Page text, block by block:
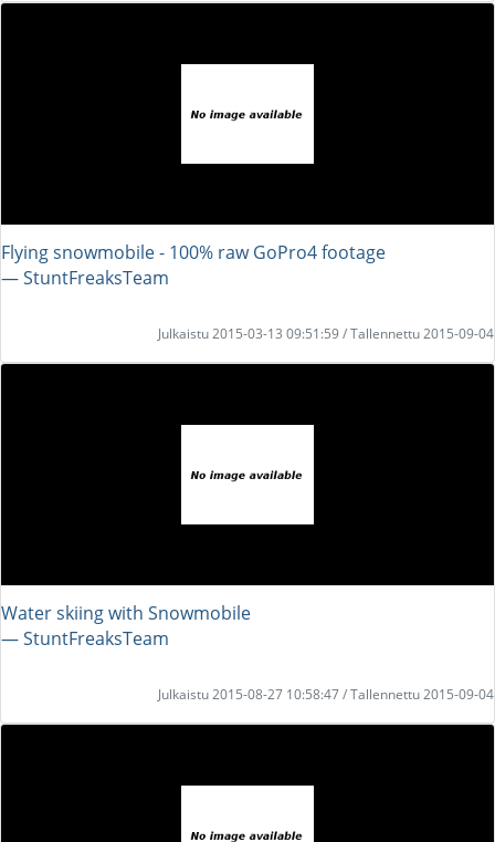
Flying snowmobile - 100% raw GoPro4 footage
― StuntFreaksTeam
Julkaistu 2015-03-13 09:51:59 / Tallennettu 2015-09-04
Water skiing with Snowmobile
― StuntFreaksTeam
Julkaistu 2015-08-27 10:58:47 / Tallennettu 2015-09-04